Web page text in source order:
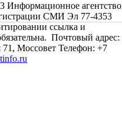
агентство
СМИ Эл 77-4353
ссылка и
Почтовый адрес:
71, Моссовет Телефон: +7